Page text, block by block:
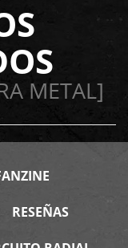
METAL]
RESEÑAS